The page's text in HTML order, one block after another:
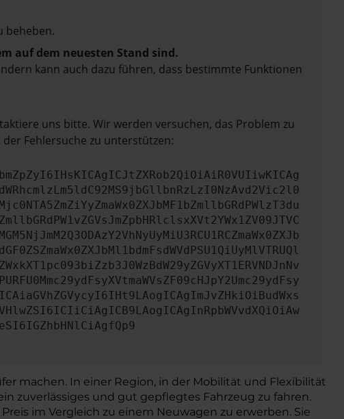
beheben.
auf dem neuesten Stand sind.
kann auch dazu führen, dass bestimmte Funktionen
uns bitte. Wir werden versuchen, das Problem zu
Fehlersuche zu unterstützen:
machen. In einer Region, in der Mobilität und Flexibilität
zuverlässiges und gut gepflegtes Fahrzeug zu fahren.
im Vergleich zu einem Neuwagen zu erwerben. Sie